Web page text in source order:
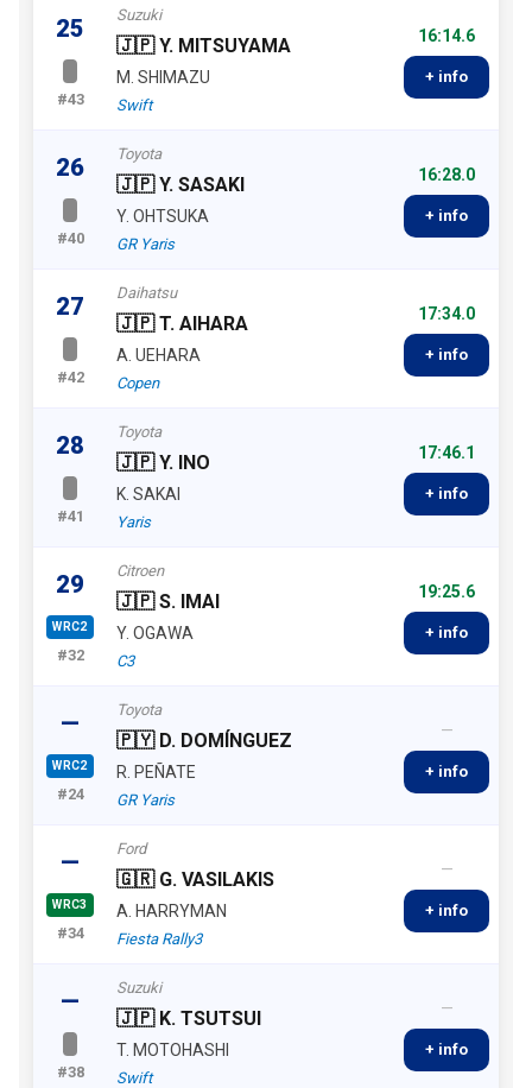
25
#43
Suzuki
🇯🇵 Y. MITSUYAMA
M. SHIMAZU
Swift
16:14.6
+ info
26
#40
Toyota
🇯🇵 Y. SASAKI
Y. OHTSUKA
GR Yaris
16:28.0
+ info
27
#42
Daihatsu
🇯🇵 T. AIHARA
A. UEHARA
Copen
17:34.0
+ info
28
#41
Toyota
🇯🇵 Y. INO
K. SAKAI
Yaris
17:46.1
+ info
29
WRC2
#32
Citroen
🇯🇵 S. IMAI
Y. OGAWA
C3
19:25.6
+ info
—
WRC2
#24
Toyota
🇵🇾 D. DOMÍNGUEZ
R. PEÑATE
GR Yaris
—
+ info
—
WRC3
#34
Ford
🇬🇷 G. VASILAKIS
A. HARRYMAN
Fiesta Rally3
—
+ info
—
#38
Suzuki
🇯🇵 K. TSUTSUI
T. MOTOHASHI
Swift
—
+ info